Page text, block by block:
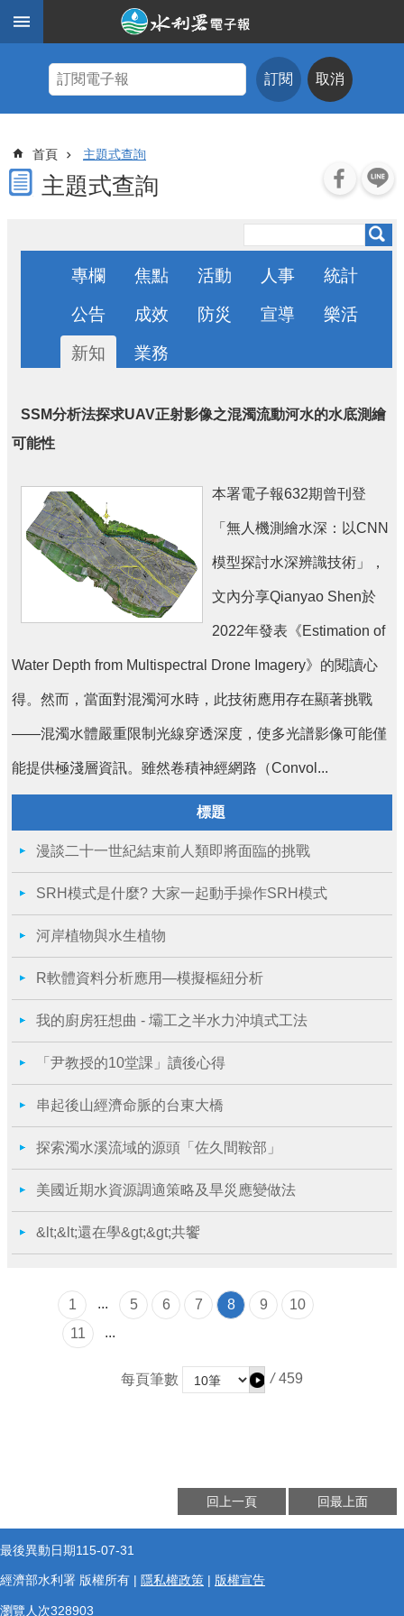
跳到主要內容區塊
題
式
查
近
刊
舊
電
報
(典
訂閱 取消
首頁 主題式查詢
主題式查詢
專欄 焦點 活動 人事 統計
公告 成效 防災 宣導 樂活
新知 業務
SSM分析法探求UAV正射影像之混濁流動河水的水底測繪
可能性
本署電子報632期曾刊登
「無人機測繪水深：以CNN
模型探討水深辨識技術」，
文內分享Qianyao Shen於
2022年發表《Estimation of
Water Depth from Multispectral Drone Imagery》的閱讀心
得。然而，當面對混濁河水時，此技術應用存在顯著挑戰
——混濁水體嚴重限制光線穿透深度，使多光譜影像可能僅
能提供極淺層資訊。雖然卷積神經網路（Convol...
標題
漫談二十一世紀結束前人類即將面臨的挑戰
SRH模式是什麼? 大家一起動手操作SRH模式
河岸植物與水生植物
R軟體資料分析應用—模擬樞紐分析
我的廚房狂想曲 - 壩工之半水力沖填式工法
「尹教授的10堂課」讀後心得
串起後山經濟命脈的台東大橋
探索濁水溪流域的源頭「佐久間鞍部」
美國近期水資源調適策略及旱災應變做法
&lt;&lt;還在學&gt;&gt;共饗
1 ... 5 6 7 8 9
10
11
...
每頁筆數 / 459
回上一頁 回最上面
最後異動日期115-07-31
經濟部水利署 版權所有 | 隱私權政策 | 版權宣告
瀏覽人次328903